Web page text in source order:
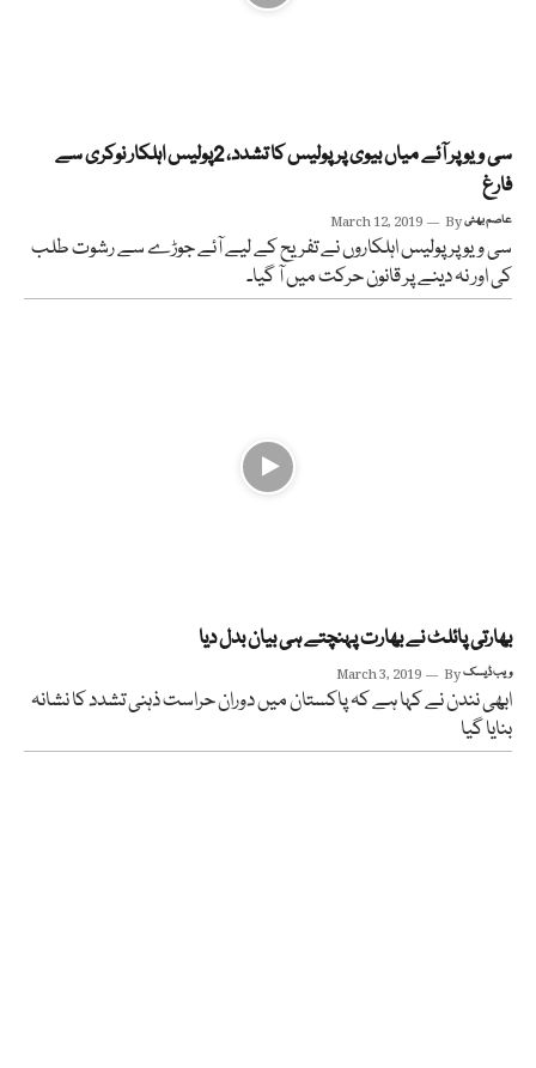
سی ویو پر آئے میاں بیوی پر پولیس کا تشدد، 2پولیس اہلکار نوکری سے
فارغ
March 12, 2019 Byعاصم بھٹی
سی ویو پر پولیس اہلکاروں نے تفریح کے لیے آئے جوڑے سے رشوت طلب
کی اور نہ دینے پر قانون حرکت میں آ گیا۔
بھارتی پائلٹ نے بھارت پہنچتے ہی بیان بدل دیا
March 3, 2019 Byویب ڈیسک
ابھی نندن نے کہا ہے کہ پاکستان میں دوران حراست ذہنی تشدد کا نشانہ
بنایا گیا